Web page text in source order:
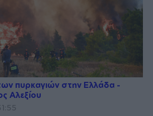
πυρκαγιών στην Ελλάδα -
Αλεξίου